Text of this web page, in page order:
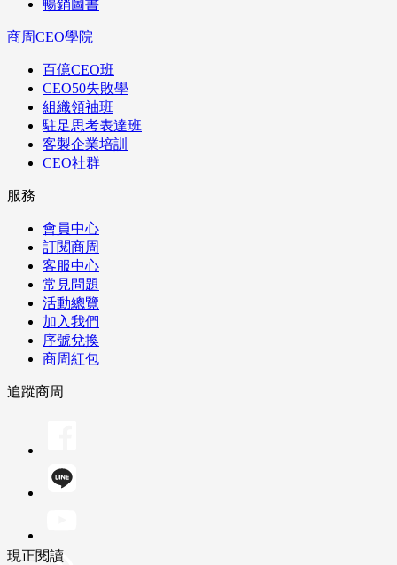
暢銷圖書
商周CEO學院
百億CEO班
CEO50失敗學
組織領袖班
駐足思考表達班
客製企業培訓
CEO社群
服務
會員中心
訂閱商周
客服中心
常見問題
活動總覽
加入我們
序號兌換
商周紅包
追蹤商周
現正閱讀